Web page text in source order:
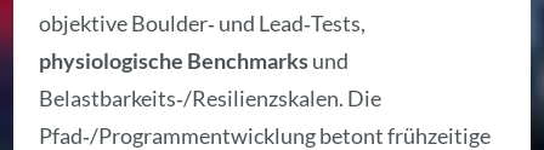
objektive Boulder‑ und Lead‑Tests,
physiologische Benchmarksund
Belastbarkeits‑/Resilienzskalen. Die
Pfad‑/Programmentwicklung betont frühzeitige